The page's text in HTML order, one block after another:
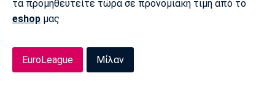
τα προμηθευτείτε τώρα σε προνομιακή τιμή από το
eshop μας
EuroLeague Μίλαν